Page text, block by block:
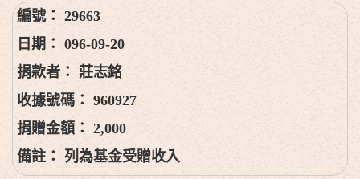
29663
096-09-20
莊志銘
960927
2,000
列為基金受贈收入